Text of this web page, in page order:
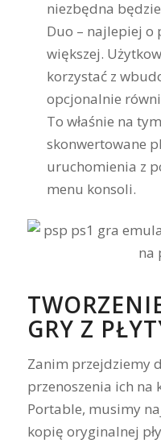
niezbędna
Duo – najlepiej o
większej.
korzystać z
opcjonalnie
To właśnie na
skonwertowane
uruchomienia z
menu konsoli.
GRY Z
Zanim przejdziemy
przenoszenia ich na
Portable, musimy
kopię oryginalnej